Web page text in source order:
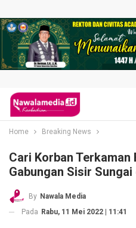
Home Breaking News
Cari Korban Terkaman
Gabungan Sisir
By Nawala Media
Pada Rabu, 11 Mei 2022 | 11:41